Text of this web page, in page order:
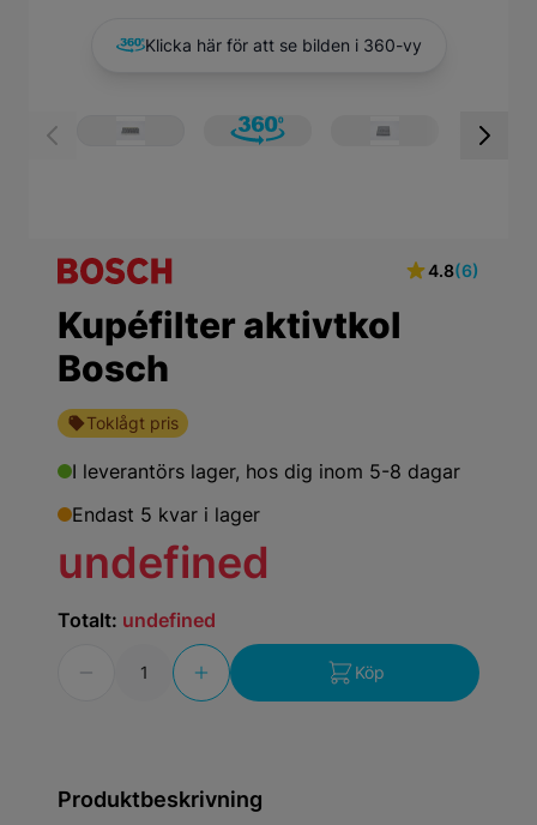
Klicka här för att se bilden i 360-vy
View larger image
View larger image
View larger
4.8(6)
Kupéfilter aktivtkol
Bosch
Toklågt pris
I leverantörs lager, hos dig inom 5-8 dagar
Endast 5 kvar i lager
Totalt: undefined
Köp
undefined
Produktbeskrivning